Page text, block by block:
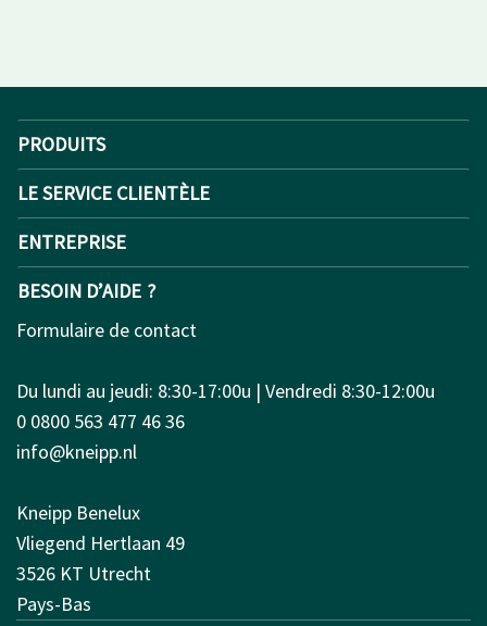
PRODUITS
LE SERVICE CLIENTÈLE
ENTREPRISE
BESOIN D’AIDE ?
Formulaire de contact
Du lundi au jeudi: 8:30-17:00u | Vendredi 8:30-12:00u
0 0800 563 477 46 36
info@kneipp.nl
Kneipp Benelux
Vliegend Hertlaan 49
3526 KT Utrecht
Pays-Bas